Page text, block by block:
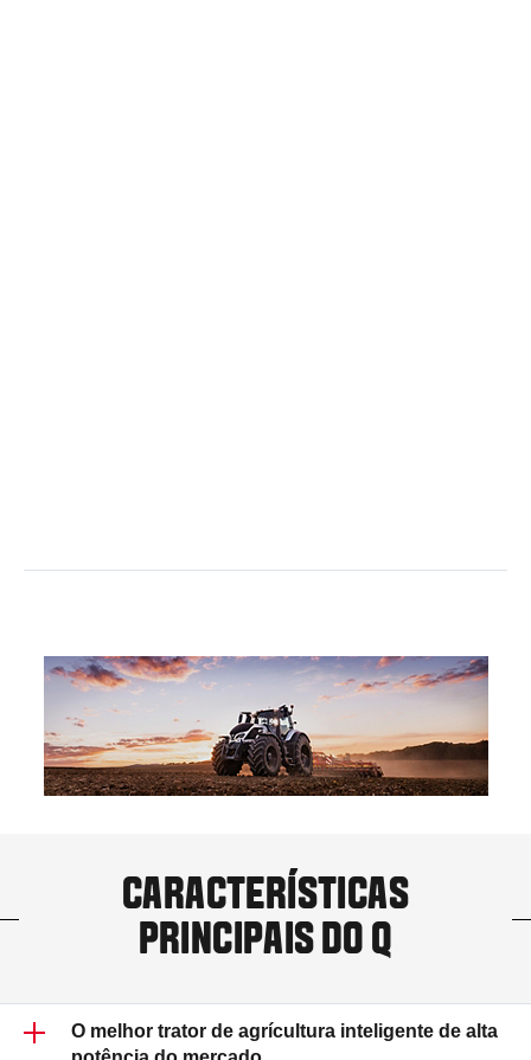
CARACTERÍSTICAS
PRINCIPAIS DO Q
O melhor trator de agrícultura inteligente de alta